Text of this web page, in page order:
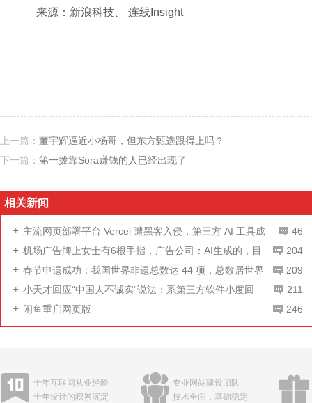
来源：新浪科技、 连线Insight
上一篇： 董宇辉逼近小杨哥，但东方甄选跟得上吗？
下一篇： 第一拨靠Sora赚钱的人已经出现了
相关新闻
主流网页部署平台 Vercel 遭黑客入侵，第三方 AI 工具成
攻击突破口
46
机场广告牌上女士有6根手指，广告公司：AI生成的，目
前已更换
204
春节申遗成功：我国世界非遗总数达 44 项，总数居世界
第一
209
小天才回应“中国人不诚实”说法：系第三方软件小度回
复，已下架相关回应
211
闲鱼重启网页版
246
十年互联网从业经验
十年设计的积累沉淀
专业网站建设团队
技术全面，基础稳定